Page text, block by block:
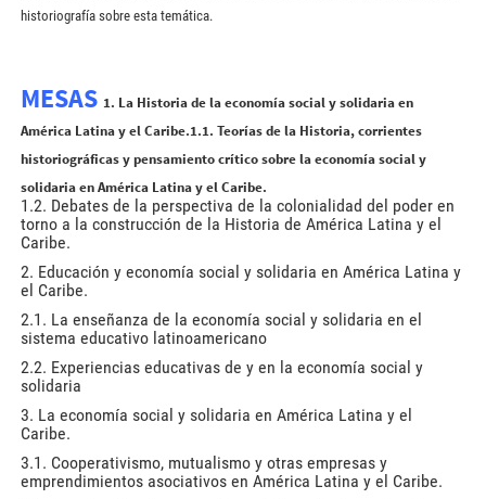
historiografía sobre esta temática.
MESAS 1. La Historia de la economía social y solidaria en
América Latina y el Caribe.1.1. Teorías de la Historia, corrientes
historiográficas y pensamiento crítico sobre la economía social y
solidaria en América Latina y el Caribe.
1.2. Debates de la perspectiva de la colonialidad del poder en
torno a la construcción de la Historia de América Latina y el
Caribe.
2. Educación y economía social y solidaria en América Latina y
el Caribe.
2.1. La enseñanza de la economía social y solidaria en el
sistema educativo latinoamericano
2.2. Experiencias educativas de y en la economía social y
solidaria
3. La economía social y solidaria en América Latina y el
Caribe.
3.1. Cooperativismo, mutualismo y otras empresas y
emprendimientos asociativos en América Latina y el Caribe.